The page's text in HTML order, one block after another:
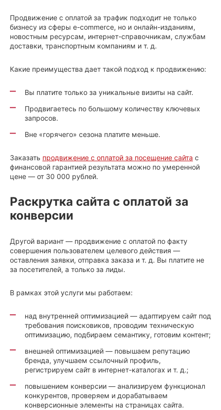
Продвижение с оплатой за трафик подходит не только
бизнесу из сферы e-commerce, но и онлайн-изданиям,
новостным ресурсам, интернет-справочникам, службам
доставки, транспортным компаниям и т. д.
Какие преимущества дает такой подход к продвижению:
Вы платите только за уникальные визиты на сайт.
Продвигаетесь по большому количеству ключевых
запросов.
Вне «горячего» сезона платите меньше.
Заказать продвижение с оплатой за посещение сайта с
финансовой гарантией результата можно по умеренной
цене — от 30 000 рублей.
Раскрутка сайта с оплатой за
конверсии
Другой вариант — продвижение с оплатой по факту
совершения пользователем целевого действия —
оставления заявки, отправка заказа и т. д. Вы платите не
за посетителей, а только за лиды.
В рамках этой услуги мы работаем:
над внутренней оптимизацией — адаптируем сайт под
требования поисковиков, проводим техническую
оптимизацию, подбираем семантику, готовим контент;
внешней оптимизацией — повышаем репутацию
бренда, улучшаем ссылочный профиль,
регистрируем сайт в интернет-каталогах и т. д.;
повышением конверсии — анализируем функционал
конкурентов, проверяем и дорабатываем
конверсионные элементы на страницах сайта.